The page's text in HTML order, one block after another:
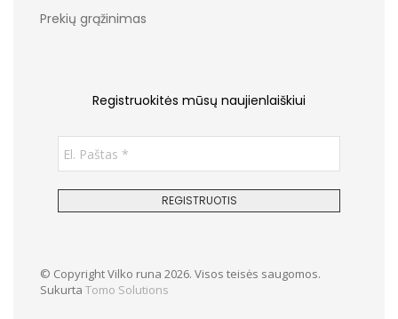
Prekių grąžinimas
Registruokitės mūsų naujienlaiškiui
© Copyright Vilko runa 2026. Visos teisės saugomos.
Sukurta Tomo Solutions